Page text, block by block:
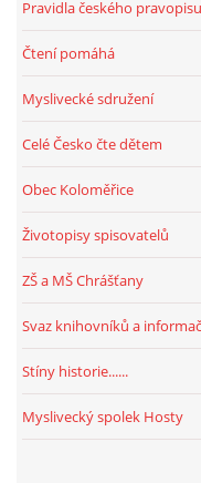
Pravidla českého pravopisu
Čtení pomáhá
Myslivecké sdružení
Celé Česko čte dětem
Obec Koloměřice
Životopisy spisovatelů
ZŠ a MŠ Chrášťany
Svaz knihovníků a
Stíny historie......
Myslivecký spolek Hosty